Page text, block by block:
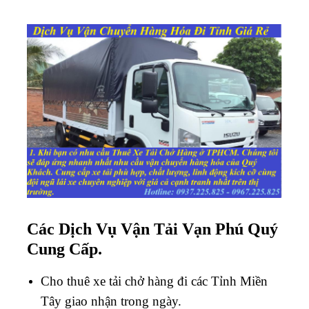
Các Dịch Vụ Vận Tải Vạn Phú Quý
Cung Cấp.
Cho thuê xe tải chở hàng đi các Tỉnh Miền
Tây giao nhận trong ngày.